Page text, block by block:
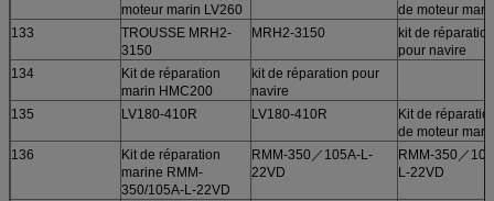
moteur marin LV260
de moteur
133
TROUSSE MRH2-
3150
MRH2-3150
kit de réparation
pour navire
134
Kit de réparation
marin HMC200
kit de réparation pour
navire
135
LV180-410R LV180-410R
Kit de
de moteur
136
Kit de réparation
marine RMM-
350/105A-L-22VD
RMM-350／105A-L-
22VD
RMM-350／
L-22VD